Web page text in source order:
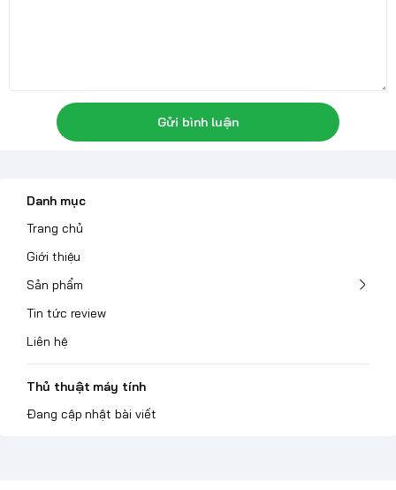
Gửi bình luận
Danh mục
Trang chủ
Giới thiệu
Sản phẩm
Tin tức review
Liên hệ
Thủ thuật máy tính
Đang cập nhật bài viết